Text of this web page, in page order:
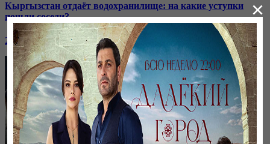
Кыргызстан отдаёт водохранилище: на какие уступки
пошли соседи?
24 ноября, 20:44
×